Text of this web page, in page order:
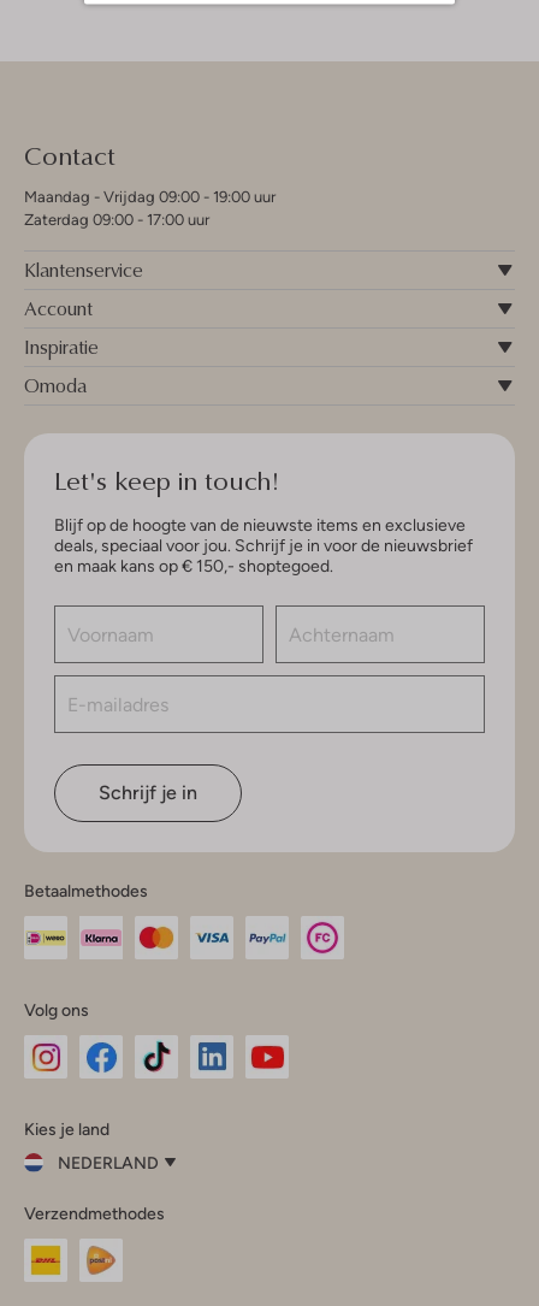
Contact
Maandag - Vrijdag 09:00 - 19:00 uur
Zaterdag 09:00 - 17:00 uur
Klantenservice
Account
Inspiratie
Omoda
Let's keep in touch!
Blijf op de hoogte van de nieuwste items en exclusieve
deals, speciaal voor jou. Schrijf je in voor de nieuwsbrief
en maak kans op € 150,- shoptegoed.
Schrijf je in
Betaalmethodes
Volg ons
InstagramFacebook
Kies je land
NEDERLAND
je
land
Nederland
Verzendmethodes